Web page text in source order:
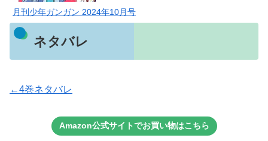
月刊少年ガンガン 2024年10月号
ネタバレ
←4巻ネタバレ
Amazon公式サイトでお買い物はこちら